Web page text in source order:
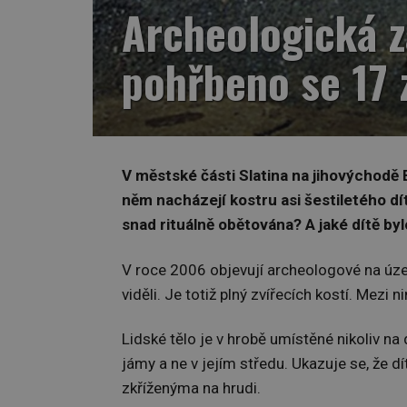
Archeologická
pohřbeno se
V městské části Slatina na
něm nacházejí kostru asi šestiletého
snad rituálně obětována? A jaké dítě
V roce 2006 objevují archeologové na
viděli. Je totiž plný zvířecích kostí. Mezi
Lidské tělo je v hrobě umístěné nikoliv na
jámy a ne v jejím středu. Ukazuje se, že
zkříženýma na hrudi.